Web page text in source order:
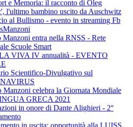
e Memoria: il racconto di Oleg
l'ultimo bambino uscito da Auschwitz
al Bullismo - evento in streaming Fb
entra nella RNSS - Rete
Scuole Smart
VIVA IV annualità - EVENTO
Scientifico-Divulgativo sul
Manzoni celebra la Giornata Mondiale
GRECA 2021
in onore di Dante Alighieri - 2°